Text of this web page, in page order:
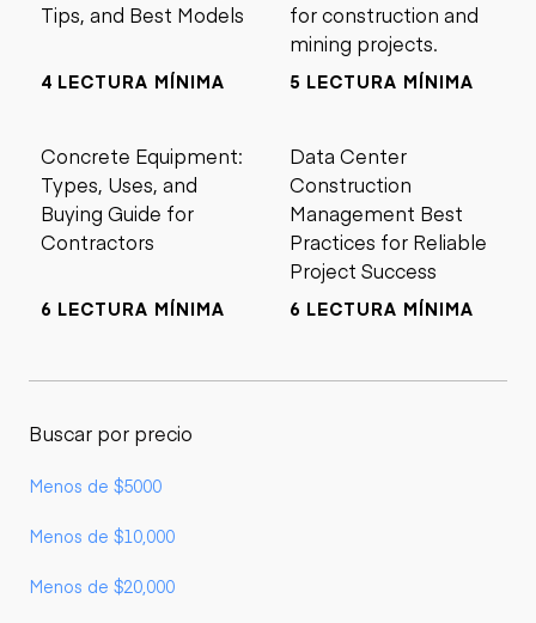
Tips, and Best Models
4 LECTURA MÍNIMA
for construction and
mining projects.
5 LECTURA MÍNIMA
Concrete Equipment:
Types, Uses, and
Buying Guide for
Contractors
6 LECTURA MÍNIMA
Data Center
Construction
Management Best
Practices for Reliable
Project Success
6 LECTURA MÍNIMA
Buscar por precio
Menos de $5000
Menos de $10,000
Menos de $20,000